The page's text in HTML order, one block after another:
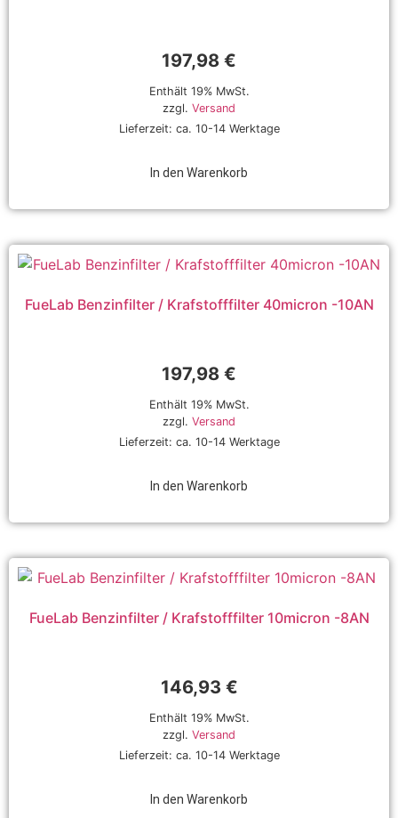
197,98 €
Enthält 19% MwSt.
zzgl. Versand
Lieferzeit: ca. 10-14 Werktage
In den Warenkorb
FueLab Benzinfilter / Krafstofffilter 40micron -10AN
197,98 €
Enthält 19% MwSt.
zzgl. Versand
Lieferzeit: ca. 10-14 Werktage
In den Warenkorb
FueLab Benzinfilter / Krafstofffilter 10micron -8AN
146,93 €
Enthält 19% MwSt.
zzgl. Versand
Lieferzeit: ca. 10-14 Werktage
In den Warenkorb